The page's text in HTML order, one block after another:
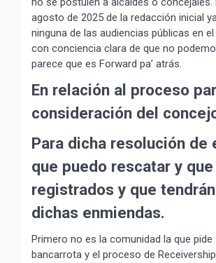
agosto de 2025 de la redacción inicial
ninguna de las audiencias públicas en
con conciencia clara de que no
parece que es Forward pa’ atrás.
En relación al proceso
consideración del
Para dicha resolución de
que puedo rescatar y
registrados y que
dichas enmiendas.
Primero no es la comunidad la que
bancarrota y el proceso de